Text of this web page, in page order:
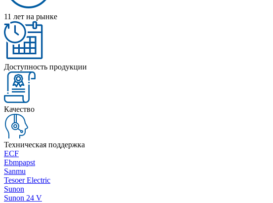
11 лет на рынке
Доступность продукции
Качество
Техническая поддержка
ECF
Ebmpapst
Sanmu
Tesoer Electric
Sunon
Sunon 24 V